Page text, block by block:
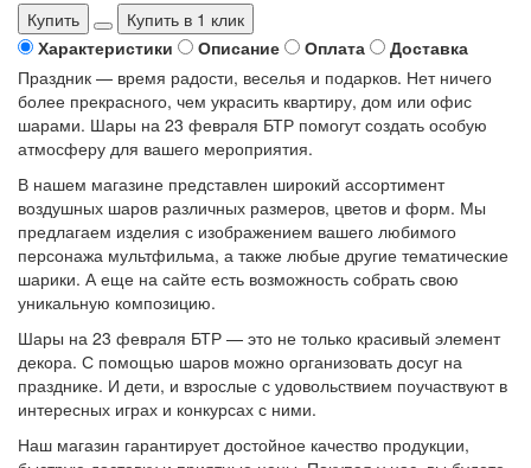
Купить
Купить в 1 клик
Характеристики
Описание Оплата
Доставка
Праздник — время радости, веселья и подарков. Нет ничего
более прекрасного, чем украсить квартиру, дом или офис
шарами. Шары на 23 февраля БТР помогут создать особую
атмосферу для вашего мероприятия.
В нашем магазине представлен широкий ассортимент
воздушных шаров различных размеров, цветов и форм. Мы
предлагаем изделия с изображением вашего любимого
персонажа мультфильма, а также любые другие тематические
шарики. А еще на сайте есть возможность собрать свою
уникальную композицию.
Шары на 23 февраля БТР — это не только красивый элемент
декора. С помощью шаров можно организовать досуг на
празднике. И дети, и взрослые с удовольствием поучаствуют в
интересных играх и конкурсах с ними.
Наш магазин гарантирует достойное качество продукции,